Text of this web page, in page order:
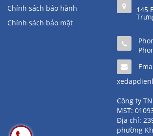
Chính sách bảo hành
Chính sách bảo mật
145
Công ty
MST:
Địa chỉ:
phường